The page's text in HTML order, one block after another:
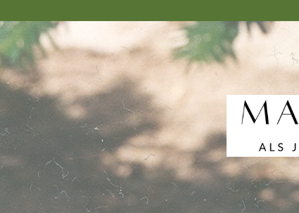
στο
περιεχόμενο